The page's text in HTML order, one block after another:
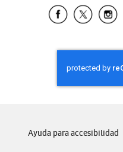
Ayuda para accesibilidad